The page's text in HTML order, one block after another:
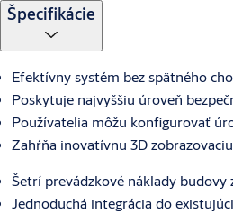
Špecifikácie
Efektívny systém bez spätného
Poskytuje najvyššiu úroveň
Používatelia môžu konfigurovať
Zahŕňa inovatívnu 3D
Šetrí prevádzkové náklady
Jednoduchá integrácia do